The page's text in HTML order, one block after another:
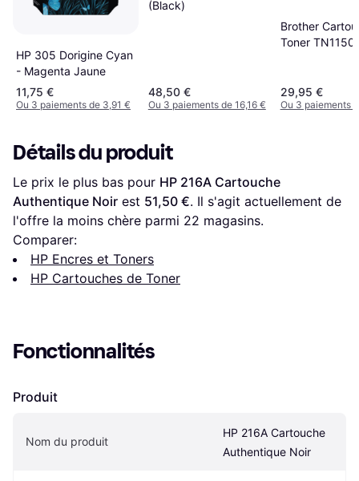
HP 305 Dorigine Cyan
- Magenta Jaune
11,75 €
Ou 3 paiements de 3,91 €
(Black)
48,50 €
Ou 3 paiements de 16,16 €
Brother
Toner TN1150
29,95 €
Ou 3 paiements
Détails du produit
Le prix le plus bas pour HP 216A Cartouche
Authentique Noir est 51,50 €. Il s'agit actuellement de
l'offre la moins chère parmi 22 magasins.
Comparer:
HP Encres et Toners
HP Cartouches de Toner
Fonctionnalités
Produit
Nom du produit
HP 216A Cartouche
Authentique Noir